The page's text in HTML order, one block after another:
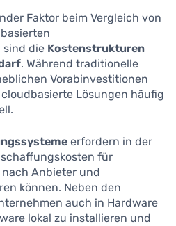
Faktor beim Vergleich von
sind die Kostenstrukturen
. Während traditionelle
Vorabinvestitionen
Lösungen häufig
erfordern in der
für
Anbieter und
können. Neben den
auch in Hardware
lokal zu installieren und